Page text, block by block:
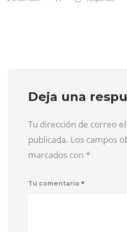
Deja una
Tu dirección de correo
publicada. Los campos
marcados con *
Tu comentario *